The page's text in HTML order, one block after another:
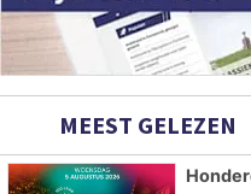
MEEST GELEZEN